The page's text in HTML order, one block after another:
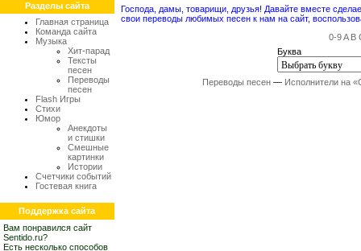
Разделы сайта
Главная страница
Команда сайта
Музыка
Хит-парад
Тексты
песен
Переводы
песен
Flash Игры
Стихи
Юмор
Анекдоты
и стишки
Смешные
картинки
Истории
Счетчики событий
Гостевая книга
Поддержка сайта
Вам понравился сайт
Sentido.ru?
Есть несколько способов
Господа, дамы, товарищи, друзья! Давайте вместе
свои переводы любимых песен к нам на сайт,
0-9 A B
Буква
Переводы песен — Исполнители на